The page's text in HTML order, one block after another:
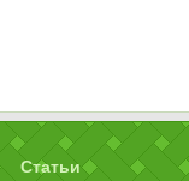
Статьи